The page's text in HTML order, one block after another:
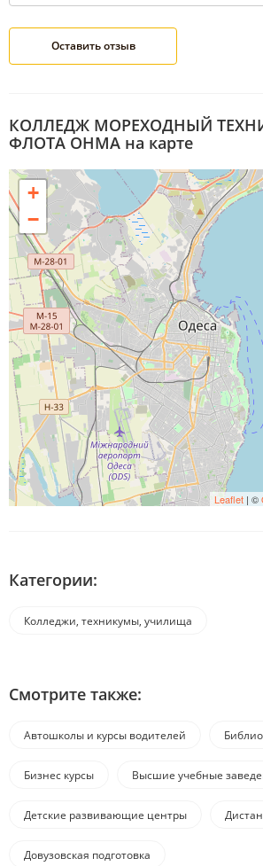
КОЛЛЕДЖ МОРЕХОДНЫЙ
ФЛОТА ОНМА на карте
+
−
Leaflet | ©
Категории:
Колледжи, техникумы, училища
Смотрите также:
Автошколы и курсы водителей
Бизнес курсы Высшие учебные
Детские развивающие центры
Довузовская подготовка